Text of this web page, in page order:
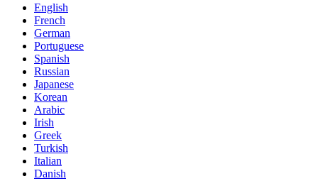
English
French
German
Portuguese
Spanish
Russian
Japanese
Korean
Arabic
Irish
Greek
Turkish
Italian
Danish